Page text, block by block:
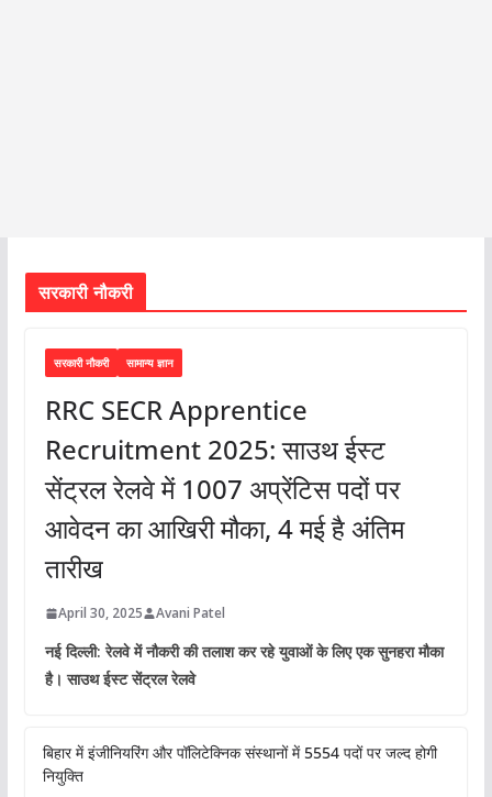
सरकारी नौकरी
सरकारी नौकरी सामान्य ज्ञान
RRC SECR Apprentice
Recruitment 2025: साउथ ईस्ट
सेंट्रल रेलवे में 1007 अप्रेंटिस पदों पर
आवेदन का आखिरी मौका, 4 मई है अंतिम
तारीख
April 30, 2025 Avani Patel
नई दिल्ली: रेलवे में नौकरी की तलाश कर रहे युवाओं के लिए एक सुनहरा मौका
है। साउथ ईस्ट सेंट्रल रेलवे
बिहार में इंजीनियरिंग और पॉलिटेक्निक संस्थानों में 5554 पदों पर जल्द होगी
नियुक्ति